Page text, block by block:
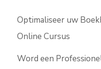
Optimaliseer uw
Online Cursus
Word een